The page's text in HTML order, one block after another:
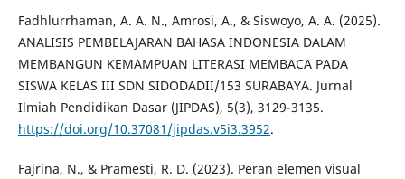
Fadhlurrhaman, A. A. N., Amrosi, A., & Siswoyo, A. A. (2025).
ANALISIS PEMBELAJARAN BAHASA INDONESIA DALAM
MEMBANGUN KEMAMPUAN LITERASI MEMBACA PADA
SISWA KELAS III SDN SIDODADII/153 SURABAYA. Jurnal
Ilmiah Pendidikan Dasar (JIPDAS), 5(3), 3129-3135.
https://doi.org/10.37081/jipdas.v5i3.3952.
Fajrina, N., & Pramesti, R. D. (2023). Peran elemen visual